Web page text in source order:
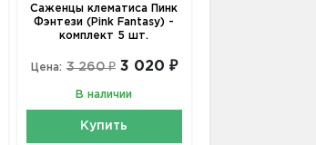
Саженцы клематиса Пинк
Фэнтези (Pink Fantasy) -
комплект 5 шт.
Цена: 3 260 ₽ 3 020 ₽
В наличии
Купить